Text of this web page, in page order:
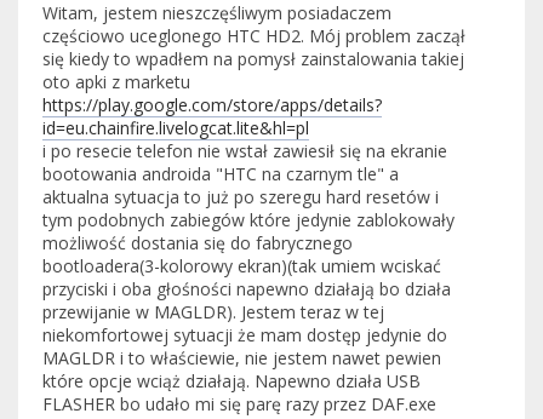
Witam, jestem nieszczęśliwym posiadaczem
częściowo uceglonego HTC HD2. Mój problem zaczął
się kiedy to wpadłem na pomysł zainstalowania takiej
oto apki z marketu
https://play.google.com/store/apps/details?
id=eu.chainfire.livelogcat.lite&hl=pl
i po resecie telefon nie wstał zawiesił się na ekranie
bootowania androida "HTC na czarnym tle" a
aktualna sytuacja to już po szeregu hard resetów i
tym podobnych zabiegów które jedynie zablokowały
możliwość dostania się do fabrycznego
bootloadera(3-kolorowy ekran)(tak umiem wciskać
przyciski i oba głośności napewno działają bo działa
przewijanie w MAGLDR). Jestem teraz w tej
niekomfortowej sytuacji że mam dostęp jedynie do
MAGLDR i to właściewie, nie jestem nawet pewien
które opcje wciąż działają. Napewno działa USB
FLASHER bo udało mi się parę razy przez DAF.exe